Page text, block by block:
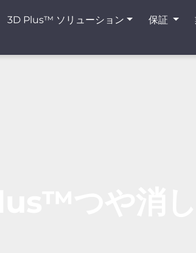
3D Plus™ ソリューション 保証